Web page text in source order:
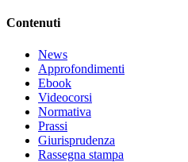
Contenuti
News
Approfondimenti
Ebook
Videocorsi
Normativa
Prassi
Giurisprudenza
Rassegna stampa